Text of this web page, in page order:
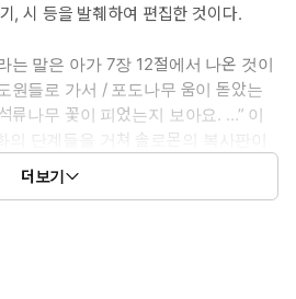
, 시 등을 발췌하여 편집한 것이다.
는 말은 아가 7장 12절에서 나온 것이
원들로 가서 / 포도나무 움이 돋았는
류나무 꽃이 피었는지 보아요. …” 이
의 단계들을 거쳐 솔로몬의 복사판이
동역자가 되어 그와 함께 포도원을
다. 이 말씀은 또한 그리스도를 사랑
스도 안에서 성숙하게 하여 그리스도
더보기